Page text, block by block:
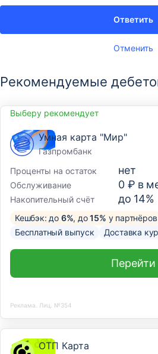
Отменить
Ответить
Рекомендуемые
Выберу рекомендует
Умная карта "Мир"
Газпромбанк
Проценты на остаток
нет
Обслуживание 0 ₽ в
Накопительный счёт до 14%
Кешбэк: до 6%, до15% у партнёров
Бесплатный выпуск
Доставка
Перейти
Реклама. Лиц. №354
ОТП Карта